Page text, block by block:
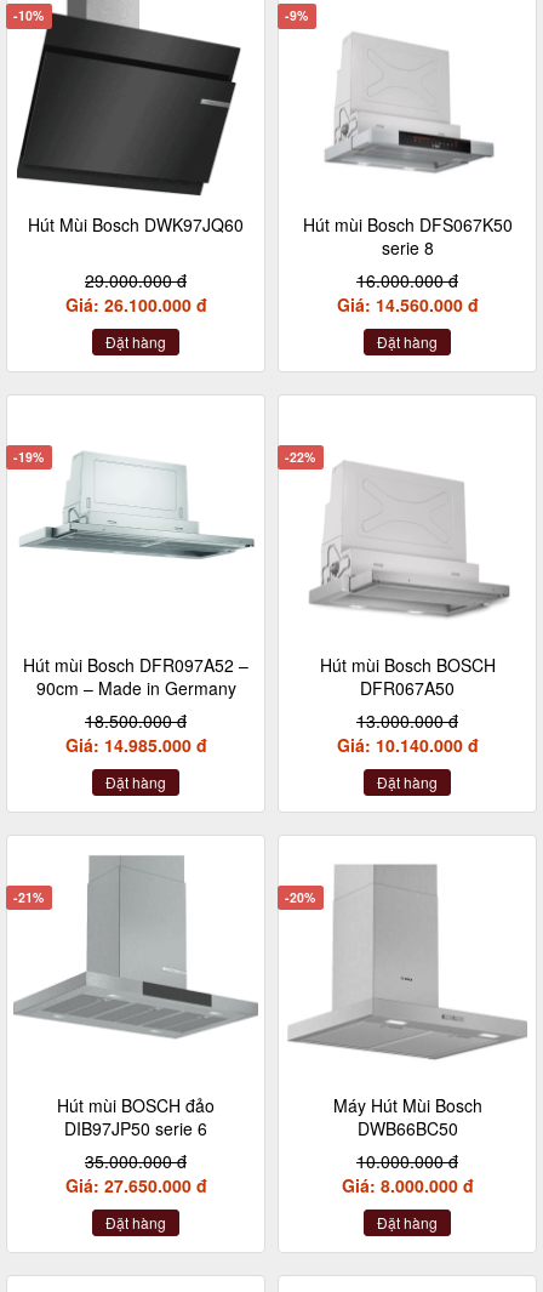
-10%
Hút Mùi Bosch DWK97JQ60
29.000.000 đ
Giá: 26.100.000 đ
Đặt hàng
-9%
Hút mùi Bosch DFS067K50
serie 8
16.000.000 đ
Giá: 14.560.000 đ
Đặt hàng
-19%
Hút mùi Bosch DFR097A52 –
90cm – Made in Germany
18.500.000 đ
Giá: 14.985.000 đ
Đặt hàng
-22%
Hút mùi Bosch BOSCH
DFR067A50
13.000.000 đ
Giá: 10.140.000 đ
Đặt hàng
-21%
Hút mùi BOSCH đảo
DIB97JP50 serie 6
35.000.000 đ
Giá: 27.650.000 đ
Đặt hàng
-20%
Máy Hút Mùi Bosch
DWB66BC50
10.000.000 đ
Giá: 8.000.000 đ
Đặt hàng